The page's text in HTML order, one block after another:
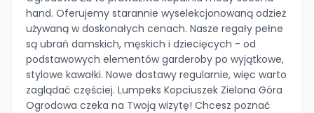
hand. Oferujemy starannie wyselekcjonowaną odzież
używaną w doskonałych cenach. Nasze regały pełne
są ubrań damskich, męskich i dziecięcych - od
podstawowych elementów garderoby po wyjątkowe,
stylowe kawałki. Nowe dostawy regularnie, więc warto
zaglądać częściej. Lumpeks Kopciuszek Zielona Góra
Ogrodowa czeka na Twoją wizytę! Chcesz poznać